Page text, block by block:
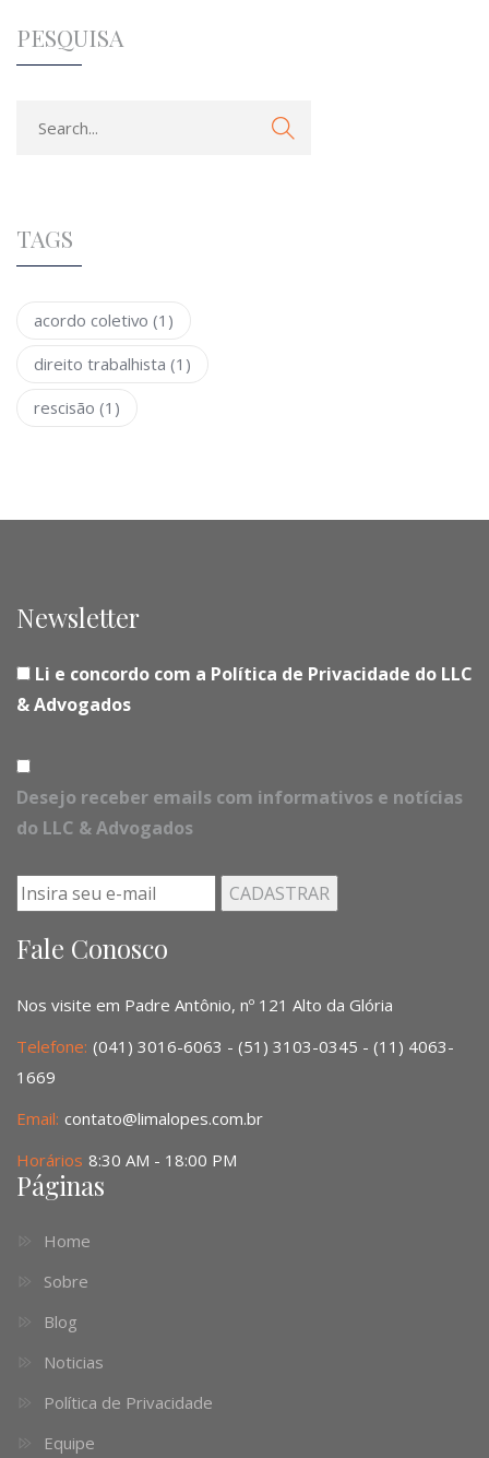
PESQUISA
TAGS
acordo coletivo (1)
direito trabalhista (1)
rescisão (1)
Newsletter
Li e concordo com a Política de Privacidade do LLC
& Advogados
Desejo receber emails com informativos e notícias
do LLC & Advogados
Fale Conosco
Nos visite em Padre Antônio, nº 121 Alto da Glória
Telefone: (041) 3016-6063 - (51) 3103-0345 - (11) 4063-
1669
Email: contato@limalopes.com.br
Horários 8:30 AM - 18:00 PM
Páginas
Home
Sobre
Blog
Noticias
Política de Privacidade
Equipe